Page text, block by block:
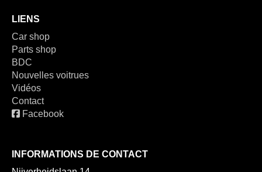
LIENS
Car shop
Parts shop
BDC
Nouvelles voitrues
Vidéos
Contact
Facebook
INFORMATIONS DE CONTACT